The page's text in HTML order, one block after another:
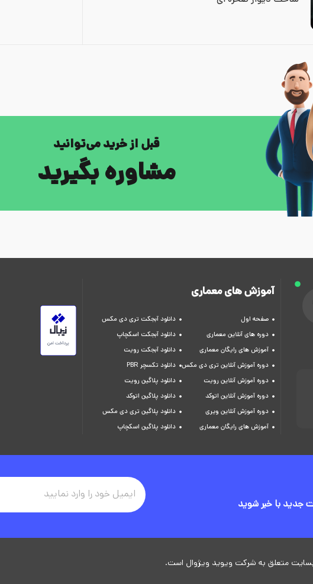
قبل از خرید می‌توانید
مشاوره بگیرید
آموزش های معماری
صفحه اول
دوره های آنلاین معماری
آموزش های رایگان معماری
دوره آموزش آنلاین تری دی مکس
دوره آموزش آنلاین رویت
دوره آموزش آنلاین اتوکد
دوره آموزش آنلاین ویری
آموزش های رایگان معماری
دانلود آبجکت تری دی مکس
دانلود آبجکت اسکچاپ
دانلود آبجکت رویت
دانلود تکسچر PBR
دانلود پلاگین رویت
دانلود پلاگین اتوکد
دانلود پلاگین تری دی مکس
دانلود پلاگین اسکچاپ
جدید با خبر شوید
متعلق به شرکت ویوید ویژوال است.